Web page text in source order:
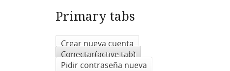
Primary tabs
Crear nueva cuenta
Conectar(active tab)
Pidir contraseña nueva